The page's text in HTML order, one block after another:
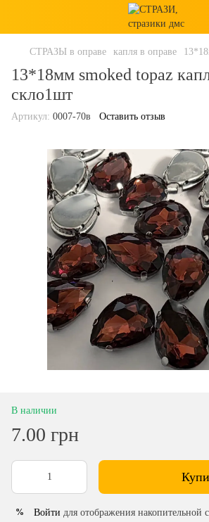
СТРАЗЫ в оправе капля в оправе
13*18мм smoked topaz
скло1шт
Артикул: 0007-70в Оставить отзыв
В наличии
7.00 грн
% Войти для отображения накопительной